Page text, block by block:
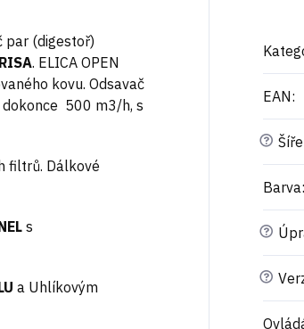
par (digestoř)
. ELICA OPEN
kovu. Odsavač
500 m3/h, s
filtrů. Dálkové
s
a Uhlíkovým
EAN:
?
Barva:
?
?